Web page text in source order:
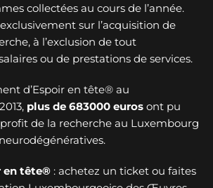
collectées au cours de l’année.
sur l’acquisition de
à l’exclusion de tout
ou de prestations de services.
d’Espoir en tête® au
plus de 683000 euros ont pu
de la recherche au Luxembourg
en tête® : achetez un ticket ou faites